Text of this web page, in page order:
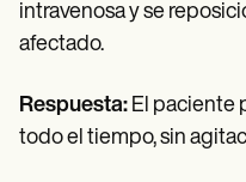
intravenosa y se
afectado.
Respuesta: El paciente
todo el tiempo, sin